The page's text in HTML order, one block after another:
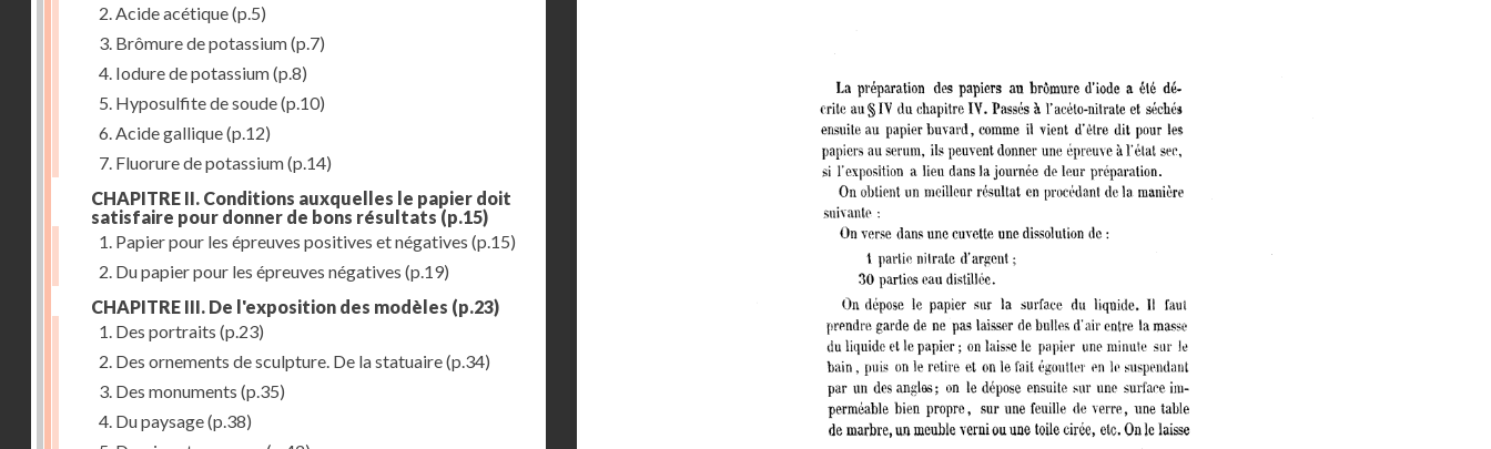
2. Acide acétique(p.5)
3. Brômure de potassium(p.7)
4. Iodure de potassium(p.8)
5. Hyposulfite de soude(p.10)
6. Acide gallique(p.12)
7. Fluorure de potassium(p.14)
CHAPITRE II. Conditions auxquelles le papier doit
satisfaire pour donner de bons résultats (p.15)
1. Papier pour les épreuves positives et négatives (p.15)
2. Du papier pour les épreuves négatives (p.19)
CHAPITRE III. De l'exposition des modèles (p.23)
1. Des portraits (p.23)
2. Des ornements de sculpture. De la statuaire(p.34)
3. Des monuments (p.35)
4. Du paysage(p.38)